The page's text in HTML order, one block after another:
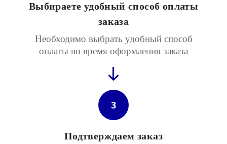
Выбираете удобный способ оплаты
заказа
Необходимо выбрать удобный способ
оплаты во время оформления заказа
3
Подтверждаем заказ